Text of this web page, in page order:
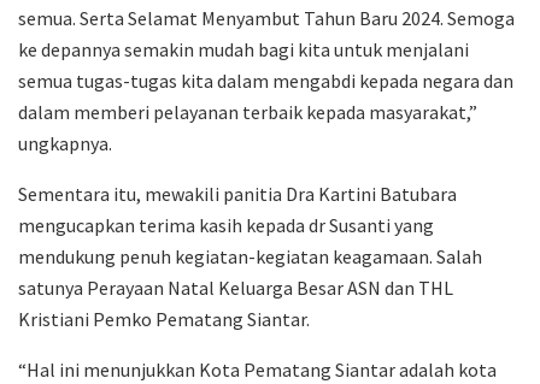
semua. Serta Selamat Menyambut Tahun Baru 2024. Semoga
ke depannya semakin mudah bagi kita untuk menjalani
semua tugas-tugas kita dalam mengabdi kepada negara dan
dalam memberi pelayanan terbaik kepada masyarakat,”
ungkapnya.
Sementara itu, mewakili panitia Dra Kartini Batubara
mengucapkan terima kasih kepada dr Susanti yang
mendukung penuh kegiatan-kegiatan keagamaan. Salah
satunya Perayaan Natal Keluarga Besar ASN dan THL
Kristiani Pemko Pematang Siantar.
“Hal ini menunjukkan Kota Pematang Siantar adalah kota